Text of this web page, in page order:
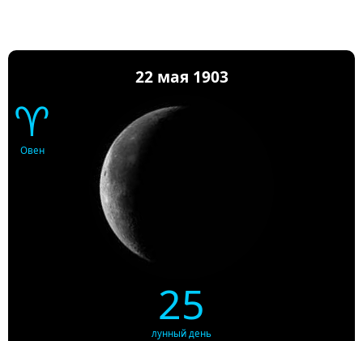
22 мая 1903
♈
Овен
25
лунный день